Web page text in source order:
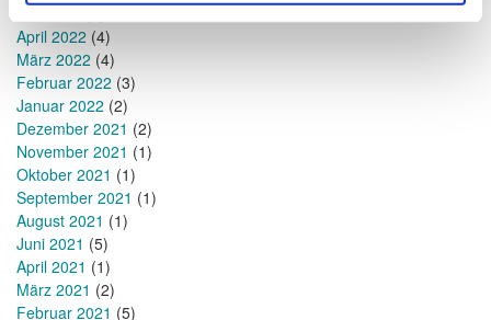
Mai 2022(6)
April 2022 (4)
März 2022 (4)
Februar 2022 (3)
Januar 2022 (2)
Dezember 2021 (2)
November 2021 (1)
Oktober 2021 (1)
September 2021 (1)
August 2021 (1)
Juni 2021 (5)
April 2021 (1)
März 2021 (2)
Februar 2021 (5)